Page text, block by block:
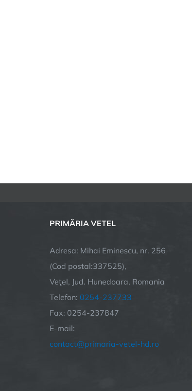
PRIMĂRIA VETEL
Adresa: Mihai Eminescu, nr. 256
(Cod postal:337525),
Veţel, Jud. Hunedoara, Romania
Telefon: 0254-237733
Fax: 0254-237847
E-mail:
contact@primaria-vetel-hd.ro